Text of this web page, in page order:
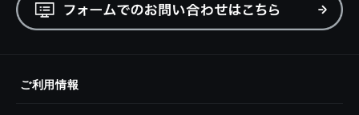
ご利用情報